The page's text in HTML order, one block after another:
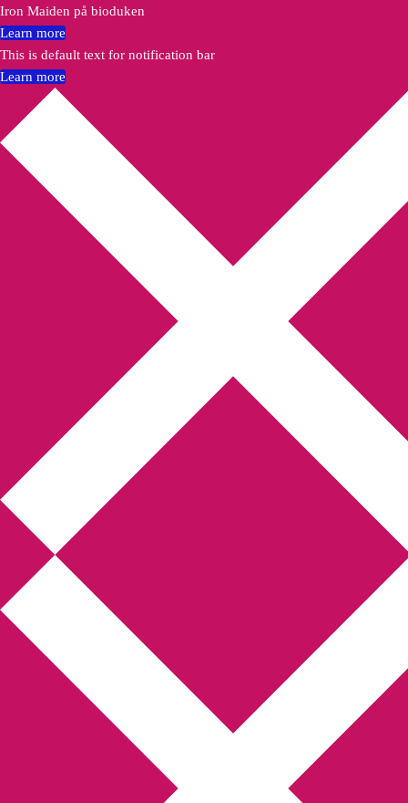
Annikas litteratur-
och kulturblogg
Deckare, kriminalromaner, thrillers
Hem Författarfemman
Webbshop Amazon
Bokbloggsjerka Bloggmaraton
Iron Maiden på bioduken
Learn more
This is default text for notification bar
Learn more